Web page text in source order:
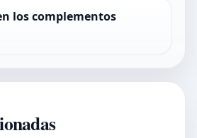
los complementos